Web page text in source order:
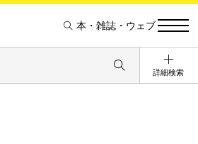
本・雑誌・ウェブ
詳細検索